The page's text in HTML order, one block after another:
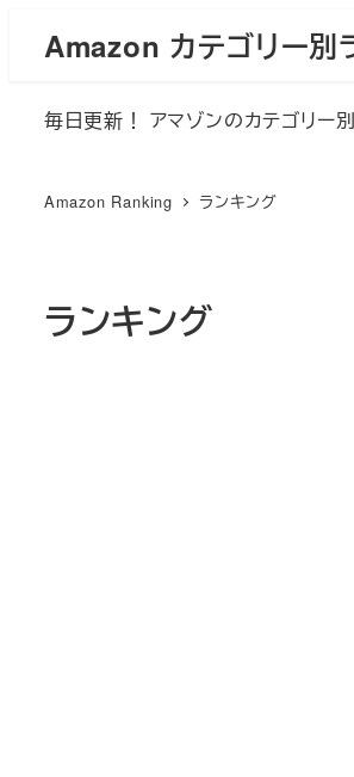
Amazon カテゴリー別
毎日更新！ アマゾンのカテゴリー
Amazon Ranking ランキング
ランキング